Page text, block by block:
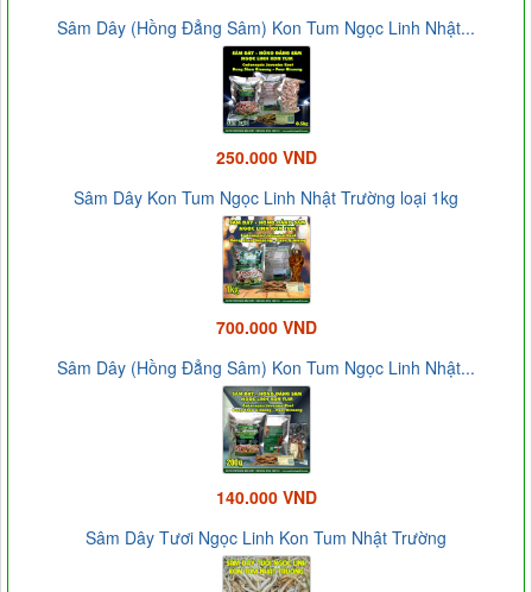
Sâm Dây (Hồng Đẳng Sâm) Kon Tum Ngọc Linh Nhật...
250.000 VND
Sâm Dây Kon Tum Ngọc Linh Nhật Trường loại 1kg
700.000 VND
Sâm Dây (Hồng Đẳng Sâm) Kon Tum Ngọc Linh Nhật...
140.000 VND
Sâm Dây Tươi Ngọc Linh Kon Tum Nhật Trường